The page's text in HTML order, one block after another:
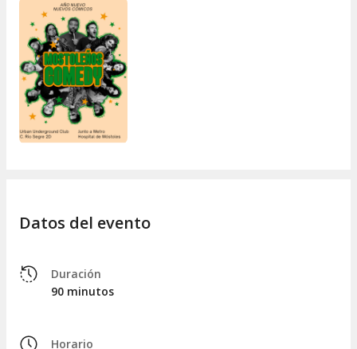
Datos del evento
Duración
90 minutos
Horario